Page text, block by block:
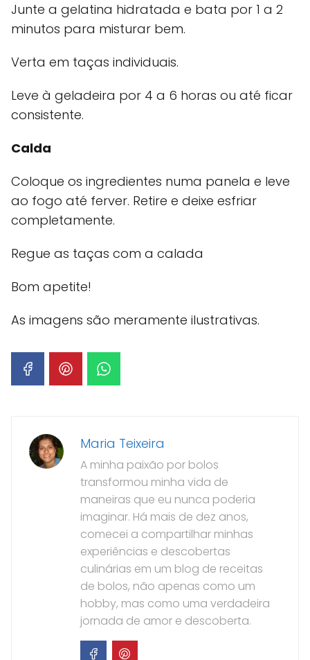
Junte a gelatina hidratada e bata por 1 a 2
minutos para misturar bem.
Verta em taças individuais.
Leve à geladeira por 4 a 6 horas ou até ficar
consistente.
Calda
Coloque os ingredientes numa panela e leve
ao fogo até ferver. Retire e deixe esfriar
completamente.
Regue as taças com a calada
Bom apetite!
As imagens são meramente ilustrativas.
Maria Teixeira
A minha paixão por bolos
transformou minha vida de
maneiras que eu nunca poderia
imaginar. Há mais de dez anos,
comecei a compartilhar minhas
experiências e descobertas
culinárias em um blog de receitas
de bolos, não apenas como um
hobby, mas como uma verdadeira
jornada de amor e descoberta.